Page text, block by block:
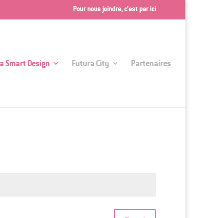
Pour nous joindre, c’est par ici
Smart Design Futura City Partenaires